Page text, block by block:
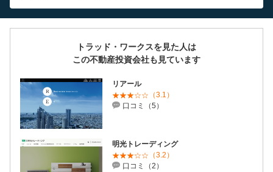
トラッド・ワークスを見た人は
この不動産投資会社も見ています
リアール
（3.1）
口コミ（5）
明光トレーディング
（3.2）
口コミ（2）